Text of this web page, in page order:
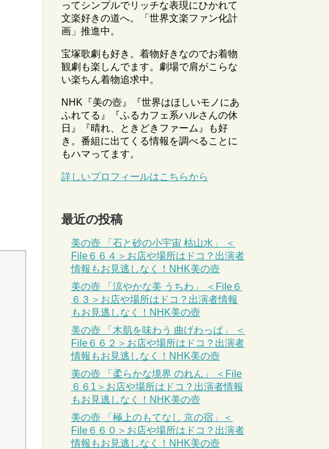
ってシンプルでリッチな表現にひかれて
文楽好きの道へ。「世界文楽ファン化計
画」推進中。
宝塚歌劇も好き。着物好きなのでお着物
観劇も楽しんでます。劇場で肩がこらな
い楽ちん着物追求中。
NHK『美の壺』『世界はほしいモノにあ
ふれてる』『ふるカフェ系ハルさんの休
日』『晴れ、ときどきファーム』も好
き。番組に出てくる情報を調べることに
もハマってます。
詳しいプロフィールはこちらから
最近の投稿
美の壺 「石と砂の小宇宙 枯山水」 ＜
File６６４＞お店や場所はドコ？出演者
情報もお見逃しなく！NHK美の壺
美の壺 「涼やかな美 うちわ」 ＜File６
６３＞お店や場所はドコ？出演者情報
もお見逃しなく！NHK美の壺
美の壺 「木肌を味わう 曲げわっぱ」 ＜
File６６２＞お店や場所はドコ？出演者
情報もお見逃しなく！NHK美の壺
美の壺 「柔らかな境界 のれん」 ＜File
６６1＞お店や場所はドコ？出演者情報
もお見逃しなく！NHK美の壺
美の壺 「極上のもてなし 京の宿」＜
File６６０＞お店や場所はドコ？出演者
情報もお見逃しなく！NHK美の壺